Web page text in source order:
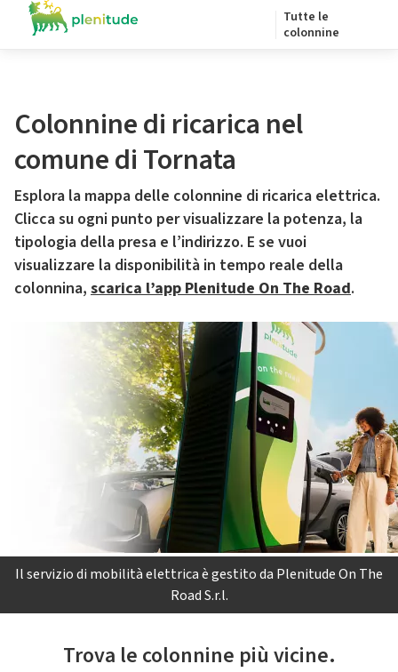
Tutte le
colonnine
Colonnine di ricarica nel
comune di Tornata
Esplora la mappa delle colonnine di ricarica elettrica.
Clicca su ogni punto per visualizzare la potenza, la
tipologia della presa e l’indirizzo. E se vuoi
visualizzare la disponibilità in tempo reale della
colonnina, scarica l’app Plenitude On The Road.
Il servizio di mobilità elettrica è gestito da Plenitude On The
Road S.r.l.
Trova le colonnine più vicine.